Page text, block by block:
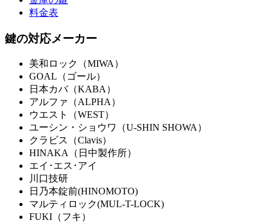
料金表
鍵の対応メーカー
美和ロック（MIWA）
GOAL（ゴール）
日本カバ（KABA）
アルファ（ALPHA）
ウエスト（WEST）
ユーシン・ショウワ（U-SHIN SHOWA）
クラビス（Clavis）
HINAKA（日中製作所）
エイ･エス･アイ
川口技研
日乃本錠前(HINOMOTO)
マルティロック(MUL-T-LOCK)
FUKI（フキ）